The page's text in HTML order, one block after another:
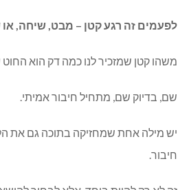
לפעמים זה רגע קטן – מבט, שיחה,
משהו קטן שמזכיר לנו כמה דק הוא החוט
שם, בדיוק שם, מתחיל חיבור אמיתי.
יש מילה אחת שמחזיקה בתוכה גם את
חיבור.